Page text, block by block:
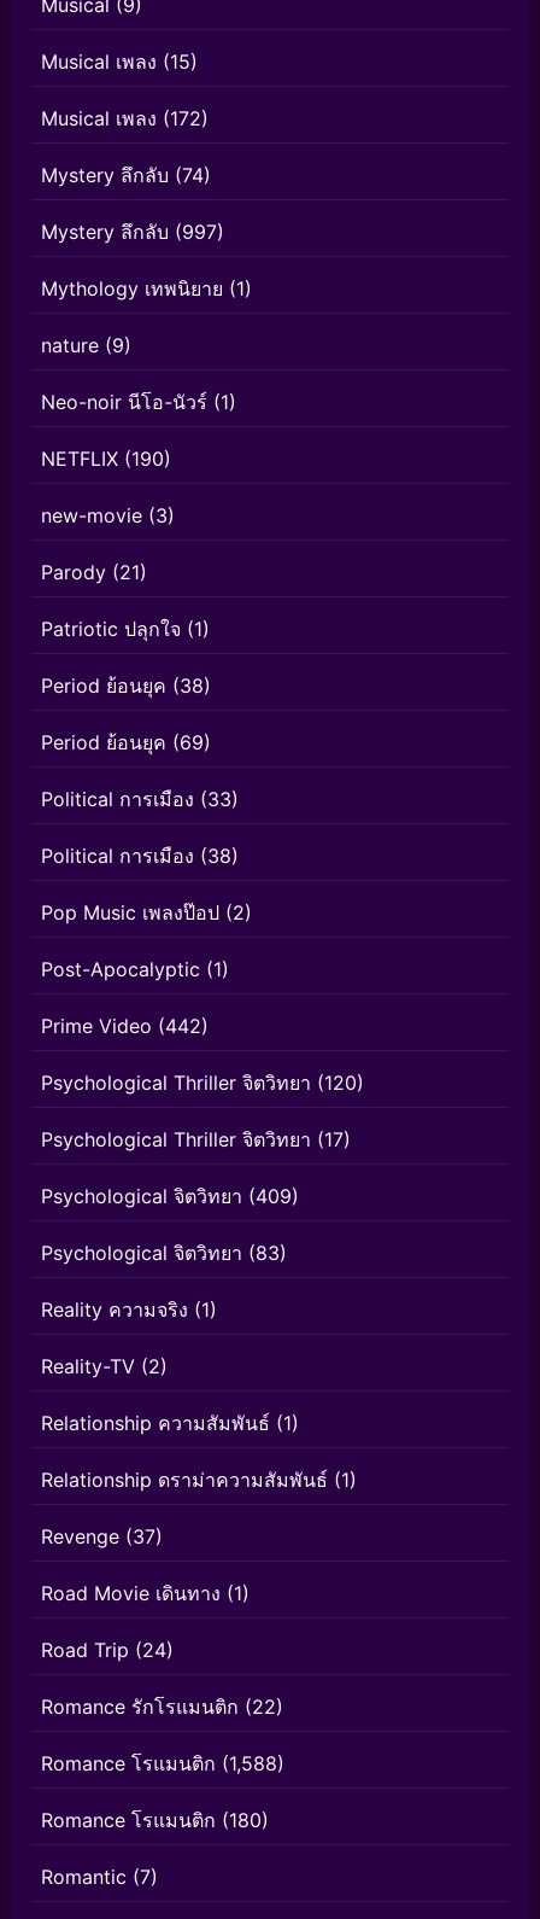
Musical (9)
Musical เพลง (15)
Musical เพลง (172)
Mystery ลึกลับ (74)
Mystery ลึกลับ (997)
Mythology เทพนิยาย (1)
nature (9)
Neo-noir นีโอ-นัวร์ (1)
NETFLIX (190)
new-movie (3)
Parody (21)
Patriotic ปลุกใจ (1)
Period ย้อนยุค (38)
Period ย้อนยุค (69)
Political การเมือง (33)
Political การเมือง (38)
Pop Music เพลงป๊อป (2)
Post-Apocalyptic (1)
Prime Video (442)
Psychological Thriller จิตวิทยา (120)
Psychological Thriller จิตวิทยา (17)
Psychological จิตวิทยา (409)
Psychological จิตวิทยา (83)
Reality ความจริง (1)
Reality-TV (2)
Relationship ความสัมพันธ์ (1)
Relationship ดราม่าความสัมพันธ์ (1)
Revenge (37)
Road Movie เดินทาง (1)
Road Trip (24)
Romance รักโรแมนติก (22)
Romance โรแมนติก (1,588)
Romance โรแมนติก (180)
Romantic (7)